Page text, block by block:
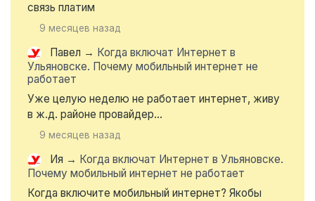
связь платим
9 месяцев назад
Павел → Когда включат Интернет в
Ульяновске. Почему мобильный интернет не
работает
Уже целую неделю не работает интернет, живу
в ж.д. районе провайдер...
9 месяцев назад
Ия → Когда включат Интернет в Ульяновске.
Почему мобильный интернет не работает
Когда включите мобильный интернет? Якобы